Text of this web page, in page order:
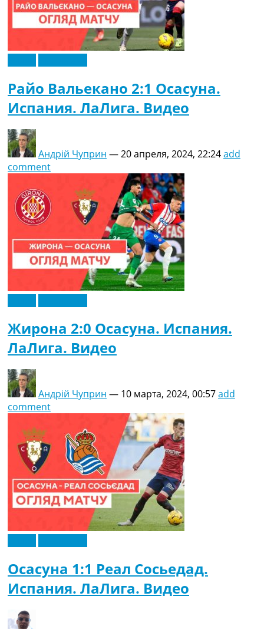
Райо Вальекано 2:1 Осасуна.
Испания. ЛаЛига. Видео
Андрій Чуприн —20 апреля, 2024, 22:24add
comment
Жирона 2:0 Осасуна. Испания.
ЛаЛига. Видео
Андрій Чуприн — 10 марта, 2024, 00:57add
comment
Осасуна 1:1 Реал Сосьедад.
Испания. ЛаЛига. Видео